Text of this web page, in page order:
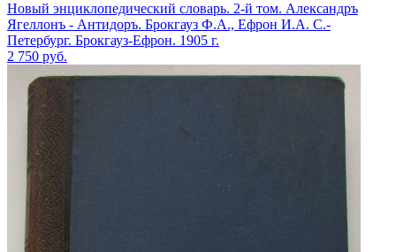
Новый энциклопедический словарь. 2-й том. Александръ
Ягеллонъ - Антидоръ. Брокгауз Ф.А., Ефрон И.А. С.-
Петербург. Брокгауз-Ефрон. 1905 г.
2 750 руб.